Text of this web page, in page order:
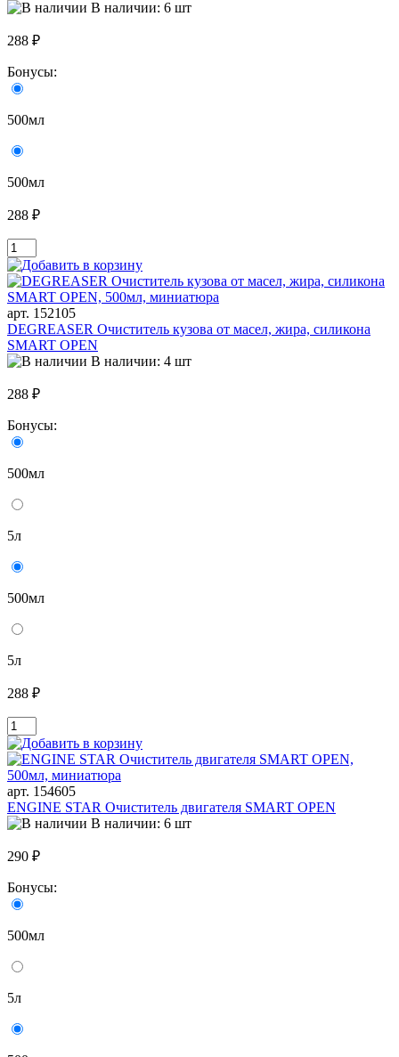
В наличии: 6 шт
288 ₽
Бонусы:
500мл
500мл
288 ₽
арт. 152105
DEGREASER Очиститель кузова от масел, жира, силикона
SMART OPEN
В наличии: 4 шт
288 ₽
Бонусы:
500мл
5л
500мл
5л
288 ₽
арт. 154605
ENGINE STAR Очиститель двигателя SMART OPEN
В наличии: 6 шт
290 ₽
Бонусы:
500мл
5л